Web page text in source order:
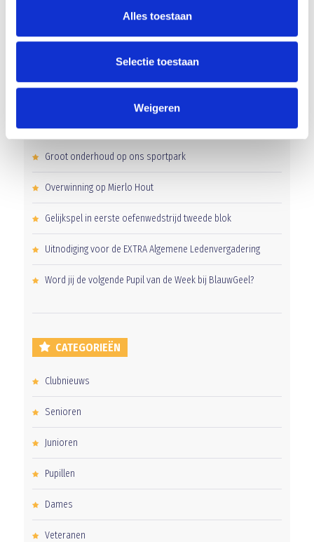
Alles toestaan
Selectie toestaan
Weigeren
RECENT NIEUWS
Groot onderhoud op ons sportpark
Overwinning op Mierlo Hout
Gelijkspel in eerste oefenwedstrijd tweede blok
Uitnodiging voor de EXTRA Algemene Ledenvergadering
Word jij de volgende Pupil van de Week bij BlauwGeel?
CATEGORIEËN
Clubnieuws
Senioren
Junioren
Pupillen
Dames
Veteranen